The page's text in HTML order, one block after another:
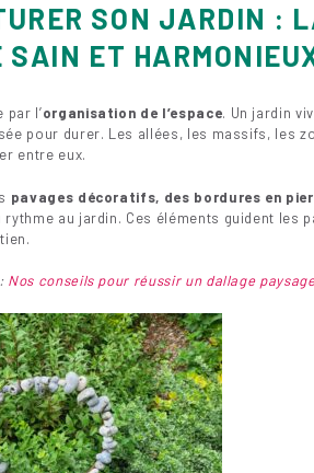
SON JARDIN :
SAIN ET
par l’organisation de l’espace. Un jardin
pour durer. Les allées, les massifs, les
entre eux.
pavages décoratifs, des bordures en
rythme au jardin. Ces éléments guident les
Nos conseils pour réussir un dallage